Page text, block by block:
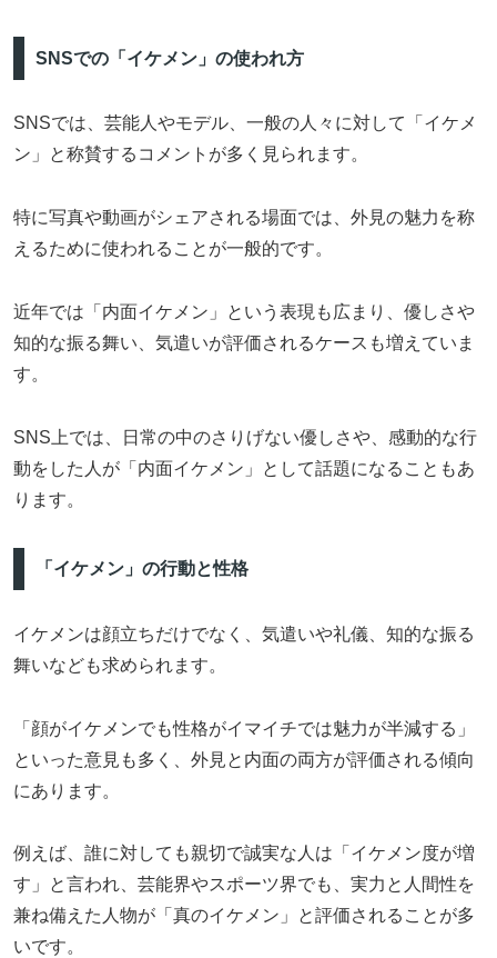
SNSでの「イケメン」の使われ方
SNSでは、芸能人やモデル、一般の人々に対して「イケメ
ン」と称賛するコメントが多く見られます。
特に写真や動画がシェアされる場面では、外見の魅力を称
えるために使われることが一般的です。
近年では「内面イケメン」という表現も広まり、優しさや
知的な振る舞い、気遣いが評価されるケースも増えていま
す。
SNS上では、日常の中のさりげない優しさや、感動的な行
動をした人が「内面イケメン」として話題になることもあ
ります。
「イケメン」の行動と性格
イケメンは顔立ちだけでなく、気遣いや礼儀、知的な振る
舞いなども求められます。
「顔がイケメンでも性格がイマイチでは魅力が半減する」
といった意見も多く、外見と内面の両方が評価される傾向
にあります。
例えば、誰に対しても親切で誠実な人は「イケメン度が増
す」と言われ、芸能界やスポーツ界でも、実力と人間性を
兼ね備えた人物が「真のイケメン」と評価されることが多
いです。